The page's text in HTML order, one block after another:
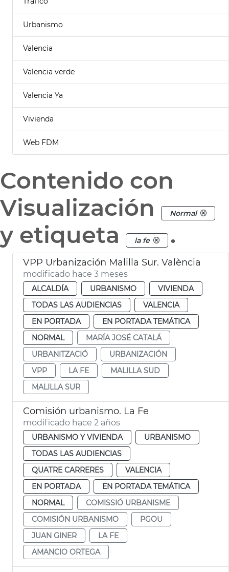
Urbanismo
Valencia
Valencia verde
Valencia Ya
Vivienda
Web FDM
Contenido con
Visualización
Normal
y etiqueta la fe .
VPP Urbanización Malilla Sur. València
modificado hace 3 meses
ALCALDÍA URBANISMO
VIVIENDA
TODAS LAS AUDIENCIAS
VALENCIA
EN PORTADA
EN PORTADA TEMÁTICA
NORMAL
MARÍA JOSÉ CATALÁ
URBANITZACIÓ
URBANIZACIÓN
VPP
LA FE
MALILLA SUD
MALILLA SUR
Comisión urbanismo. La Fe
modificado hace 2 años
URBANISMO Y VIVIENDA
URBANISMO
TODAS LAS AUDIENCIAS
QUATRE CARRERES
VALENCIA
EN PORTADA
EN PORTADA TEMÁTICA
NORMAL
COMISSIÓ URBANISME
COMISIÓN URBANISMO
PGOU
JUAN GINER
LA FE
AMANCIO ORTEGA